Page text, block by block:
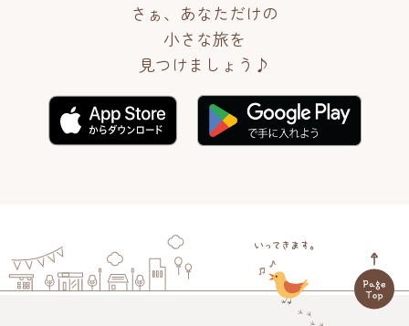
さぁ、あなただけの
小さな旅を
見つけましょう♪